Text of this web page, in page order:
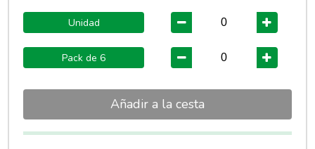
Unidad
Pack de 6
Añadir a la cesta